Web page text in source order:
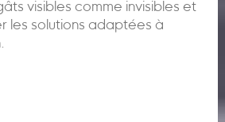
visibles comme invisibles et
les solutions adaptées à